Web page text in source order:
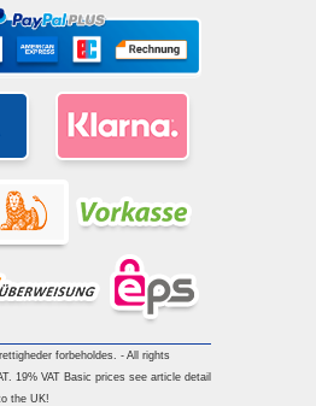
forbeholdes. - All rights
19% VAT Basic prices see article detail
the UK!